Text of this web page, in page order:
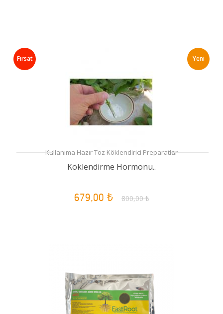
Yeni
Fırsat
Kullanıma Hazır Toz Köklendirici Preparatlar
Köklendirme Hormonu..
679,00 ₺ 800,00 ₺